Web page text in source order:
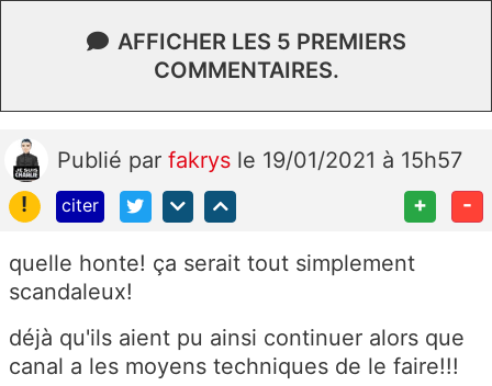
AFFICHER LES 5 PREMIERS
COMMENTAIRES.
Publié par fakrys le 19/01/2021 à 15h57
!
citer + -
quelle honte! ça serait tout simplement
scandaleux!
déjà qu'ils aient pu ainsi continuer alors que
canal a les moyens techniques de le faire!!!